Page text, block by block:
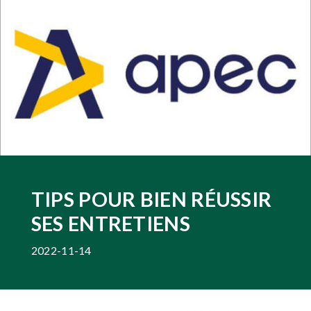
TIPS POUR BIEN RÉUSSIR
SES ENTRETIENS
2022-11-14